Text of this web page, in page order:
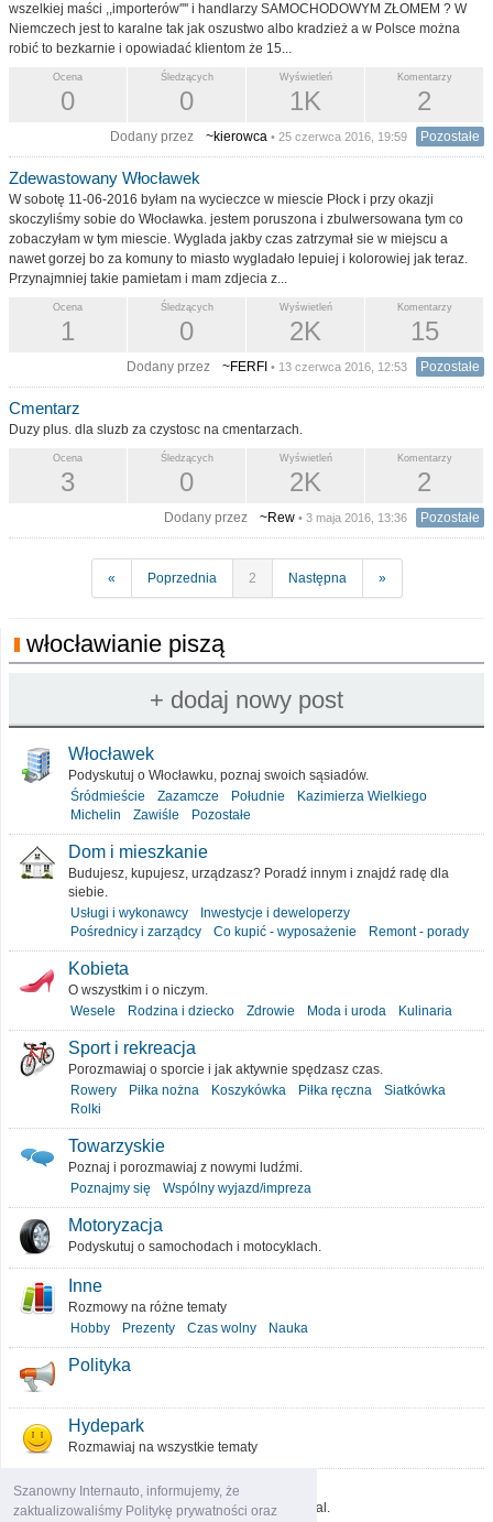
Szanowny Internauto, informujemy, że
zaktualizowaliśmy Politykę prywatności oraz
wszelkiej maści ,,importerów'''' i handlarzy SAMOCHODOWYM ZŁOMEM ? W
Niemczech jest to karalne tak jak oszustwo albo kradzież a w Polsce można
robić to bezkarnie i opowiadać klientom że 15...
Komentarzy
2
Wyświetleń
1K
Śledzących
0
Ocena
0
Dodany przez ~kierowca • 25 czerwca 2016, 19:59 Pozostałe
Zdewastowany Włocławek
W sobotę 11-06-2016 byłam na wycieczce w miescie Płock i przy okazji
skoczyliśmy sobie do Włocławka. jestem poruszona i zbulwersowana tym co
zobaczyłam w tym miescie. Wyglada jakby czas zatrzymał sie w miejscu a
nawet gorzej bo za komuny to miasto wygladało lepuiej i kolorowiej jak teraz.
Przynajmniej takie pamietam i mam zdjecia z...
Komentarzy
15
Wyświetleń
2K
Śledzących
0
Ocena
1
Dodany przez ~FERFI • 13 czerwca 2016, 12:53 Pozostałe
Cmentarz
Duzy plus. dla sluzb za czystosc na cmentarzach.
Komentarzy
2
Wyświetleń
2K
Śledzących
0
Ocena
3
Dodany przez ~Rew • 3 maja 2016, 13:36 Pozostałe
« Poprzednia 2 Następna »
włocławianie piszą
Włocławek
Podyskutuj o Włocławku, poznaj swoich sąsiadów.
Śródmieście
Zazamcze Południe
Kazimierza Wielkiego
Michelin
Zawiśle Pozostałe
Dom i mieszkanie
Budujesz, kupujesz, urządzasz? Poradź innym i znajdź radę dla
siebie.
Usługi i wykonawcy
Inwestycje i deweloperzy
Pośrednicy i zarządcy
Co kupić - wyposażenie Remont - porady
Kobieta
O wszystkim i o niczym.
Wesele
Rodzina i dziecko Zdrowie Moda i uroda Kulinaria
Sport i rekreacja
Porozmawiaj o sporcie i jak aktywnie spędzasz czas.
Rowery
Piłka nożna Koszykówka Piłka ręczna
Siatkówka
Rolki
Towarzyskie
Poznaj i porozmawiaj z nowymi ludźmi.
Poznajmy się
Wspólny wyjazd/impreza
Motoryzacja
Podyskutuj o samochodach i motocyklach.
Inne
Rozmowy na różne tematy
Hobby
Prezenty Czas wolny Nauka
Polityka
Hydepark
Rozmawiaj na wszystkie tematy
O portalu
Podziel się pomysłami, które ulepszą portal.